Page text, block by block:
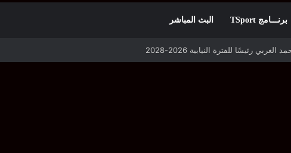
برنـــامج TSport البث المباشر